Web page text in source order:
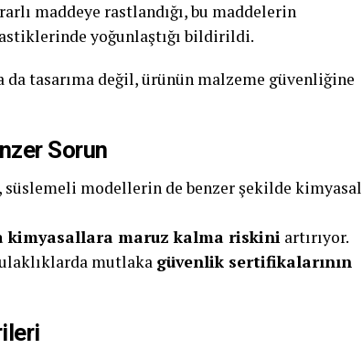
maddeye rastlandığı, bu maddelerin
yoğunlaştığı bildirildi.
tasarıma değil, ürünün malzeme güvenliğine
Sorun
modellerin de benzer şekilde kimyasal
kimyasallara maruz kalma riskini artırıyor.
mutlaka güvenlik sertifikalarının